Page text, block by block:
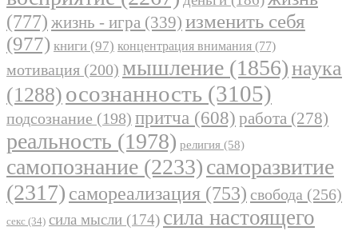
(777) жизнь - игра (339) изменить себя
(977) книги (97) концентрация внимания (77)
мотивация (200) мышление (1856)наука
(1288) осознанность (3105)
подсознание (198) притча (608) работа (278)
реальность (1978) религия (58)
самопознание (2233)саморазвитие
(2317) самореализация (753) свобода (256)
секс (34) сила мысли (174) сила настоящего